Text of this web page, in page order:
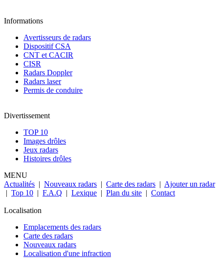
Informations
Avertisseurs de radars
Dispositif CSA
CNT et CACIR
CISR
Radars Doppler
Radars laser
Permis de conduire
Divertissement
TOP 10
Images drôles
Jeux radars
Histoires drôles
MENU
Actualités | Nouveaux radars | Carte des radars | Ajouter un radar
| Top 10 | F.A.Q | Lexique | Plan du site | Contact
Localisation
Emplacements des radars
Carte des radars
Nouveaux radars
Localisation d'une infraction